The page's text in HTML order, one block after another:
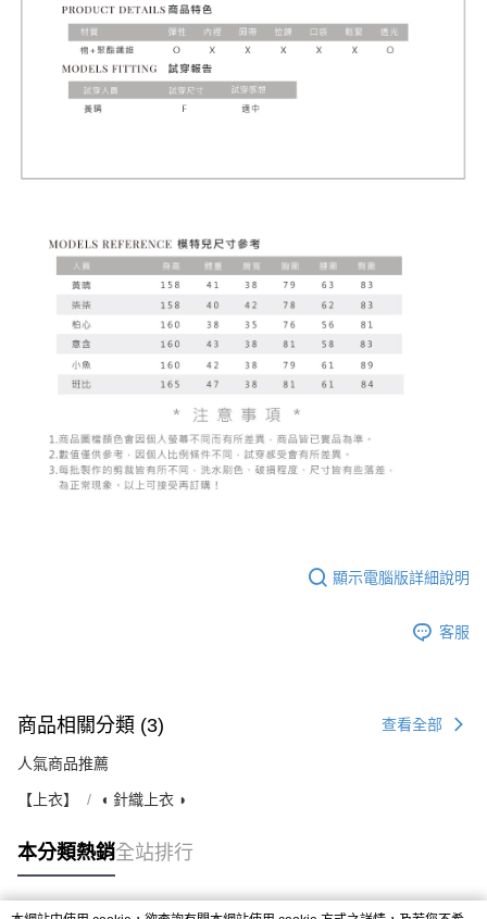
顯示電腦版詳細說明
客服
商品相關分類 (3) 查看全部
人氣商品推薦
【上衣】 ◖ 針織上衣 ◗
本分類熱銷全站排行